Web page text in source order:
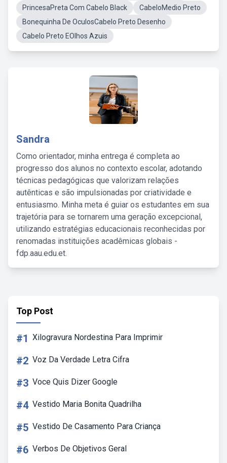
PrincesaPreta Com Cabelo Black
CabeloMedio Preto
Bonequinha De OculosCabelo Preto Desenho
Cabelo Preto EOlhos Azuis
Sandra
Como orientador, minha entrega é completa ao
progresso dos alunos no contexto escolar, adotando
técnicas pedagógicas que valorizam relações
autênticas e são impulsionadas por criatividade e
entusiasmo. Minha meta é guiar os estudantes em sua
trajetória para se tornarem uma geração excepcional,
utilizando estratégias educacionais reconhecidas por
renomadas instituições acadêmicas globais -
fdp.aau.edu.et.
Top Post
#1 Xilogravura Nordestina Para Imprimir
#2 Voz Da Verdade Letra Cifra
#3 Voce Quis Dizer Google
#4 Vestido Maria Bonita Quadrilha
#5 Vestido De Casamento Para Criança
#6 Verbos De Objetivos Geral